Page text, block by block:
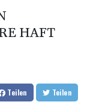
HAFT
Teilen Teilen